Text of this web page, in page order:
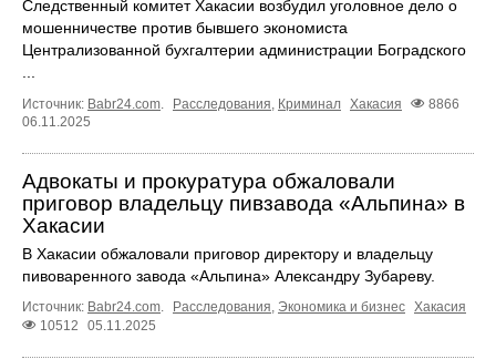
Следственный комитет Хакасии возбудил уголовное дело о
мошенничестве против бывшего экономиста
Централизованной бухгалтерии администрации Боградского
Источник: Babr24.com Расследования Криминал Хакасия
8866
06.11.2025
Адвокаты и прокуратура обжаловали
приговор владельцу пивзавода «Альпина» в
Хакасии
В Хакасии обжаловали приговор директору и владельцу
пивоваренного завода «Альпина» Александру Зубареву.
Источник: Babr24.com Расследования Экономика и бизнес Хакасия
10512
05.11.2025